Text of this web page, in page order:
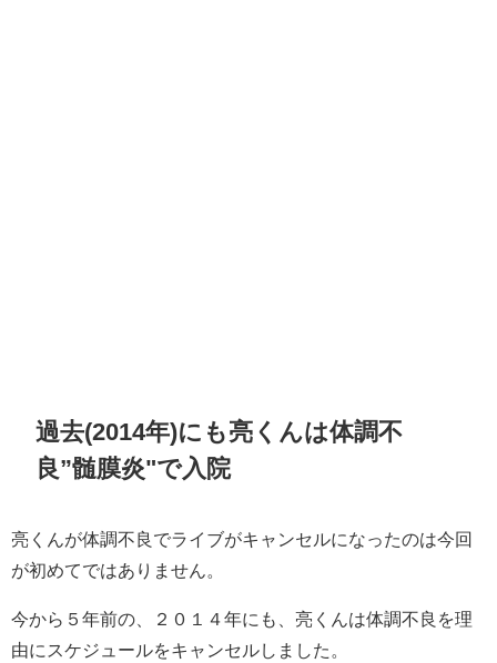
過去(2014年)にも亮くんは体調不
良”髄膜炎"で入院
亮くんが体調不良でライブがキャンセルになったのは今回
が初めてではありません。
今から５年前の、２０１４年にも、亮くんは体調不良を理
由にスケジュールをキャンセルしました。